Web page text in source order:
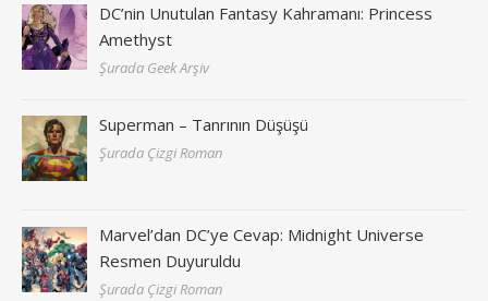
DC’nin Unutulan Fantasy Kahramanı: Princess
Amethyst
Şurada Geek Arşiv
Superman – Tanrının Düşüşü
Şurada Çizgi Roman
Marvel’dan DC’ye Cevap: Midnight Universe
Resmen Duyuruldu
Şurada Çizgi Roman